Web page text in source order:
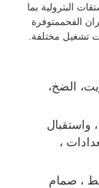
البترولية بما
الفحممتوفرة
تشغيل مختلفة.
الضخ،
واستقبال
،
، صمام